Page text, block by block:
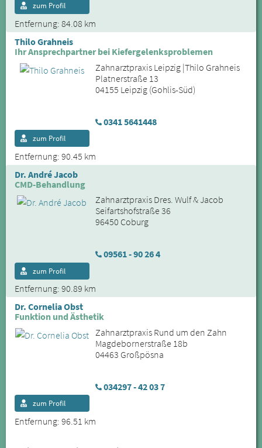
Entfernung: 84.08 km
zum Profil
Thilo Grahneis
Ihr Ansprechpartner bei Kiefergelenksproblemen
Zahnarztpraxis Leipzig |Thilo Grahneis
Platnerstraße 13
04155 Leipzig (Gohlis-Süd)
0341 5641448
Entfernung: 90.45 km
zum Profil
Dr. André Jacob
CMD-Behandlung
Zahnarztpraxis Dres. Wulf & Jacob
Seifartshofstraße 36
96450 Coburg
09561 - 90 26 4
Entfernung: 90.89 km
zum Profil
Dr. Cornelia Obst
Funktion und Ästhetik
Zahnarztpraxis Rund um den Zahn
Magdebornerstraße 18b
04463 Großpösna
034297 - 42 03 7
Entfernung: 96.51 km
zum Profil